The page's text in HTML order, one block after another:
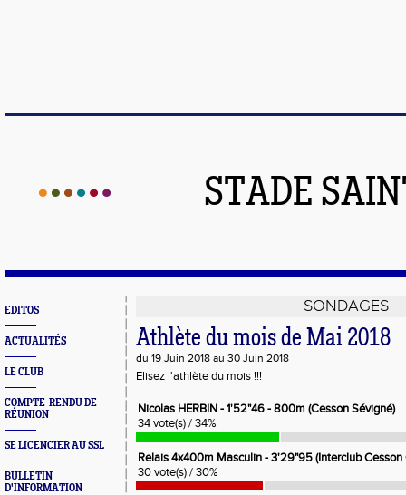
STADE
EDITOS
ACTUALITÉS
LE CLUB
COMPTE-RENDU DE
RÉUNION
SE LICENCIER AU SSL
BULLETIN
D'INFORMATION
SONDAGES
Athlète du mois de Mai 2018
du 19 Juin 2018 au 30 Juin 2018
Elisez l'athlète du mois !!!
Nicolas HERBIN - 1'52"46 - 800m (Cesson Sévigné)
34 vote(s) / 34%
Relais 4x400m Masculin - 3'29"95 (Interclub Cesson
30 vote(s) / 30%